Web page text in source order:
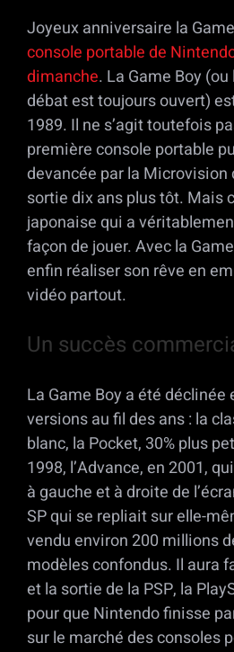
Joyeux anniversaire la
console portable de
dimanche. La Game Boy
débat est toujours ouvert)
1989. Il ne s’agit toutefois
première console portable
devancée par la Microvision
sortie dix ans plus tôt. Mais
japonaise qui a
façon de jouer. Avec la
enfin réaliser son rêve en
vidéo partout.
Un succès
La Game Boy a été déclinée
versions au fil des ans : la
blanc, la Pocket, 30% plus
1998, l’Advance, en 2001,
à gauche et à droite de
SP qui se repliait sur elle-
vendu environ 200 millions
modèles confondus. Il aura
et la sortie de la PSP, la
pour que Nintendo finisse
sur le marché des consoles